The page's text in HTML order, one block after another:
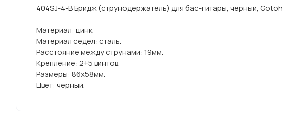
404SJ-4-B Бридж (струнодержатель) для бас-гитары, черный, Gotoh
Материал: цинк.
Материал седел: сталь.
Расстояние между струнами: 19мм.
Крепление: 2+5 винтов.
Размеры: 86х58мм.
Цвет: черный.